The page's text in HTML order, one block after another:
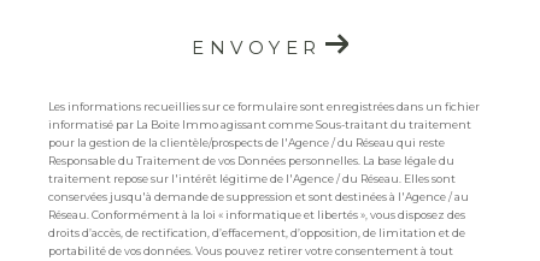
ENVOYER
Les informations recueillies sur ce formulaire sont enregistrées dans un fichier
informatisé par La Boite Immo agissant comme Sous-traitant du traitement
pour la gestion de la clientèle/prospects de l'Agence / du Réseau qui reste
Responsable du Traitement de vos Données personnelles. La base légale du
traitement repose sur l'intérêt légitime de l'Agence / du Réseau. Elles sont
conservées jusqu'à demande de suppression et sont destinées à l'Agence / au
Réseau. Conformément à la loi « informatique et libertés », vous disposez des
droits d’accès, de rectification, d’effacement, d’opposition, de limitation et de
portabilité de vos données. Vous pouvez retirer votre consentement à tout